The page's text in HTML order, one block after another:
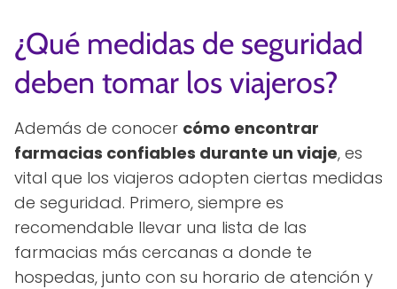
¿Qué medidas de seguridad
deben tomar los viajeros?
Además de conocer cómo encontrar
farmacias confiables durante un viaje, es
vital que los viajeros adopten ciertas medidas
de seguridad. Primero, siempre es
recomendable llevar una lista de las
farmacias más cercanas a donde te
hospedas, junto con su horario de atención y